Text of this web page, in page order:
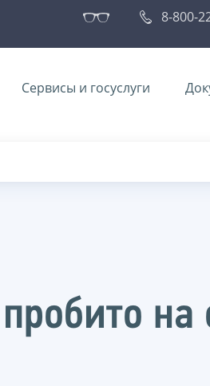
8-800-
Сервисы и госуслуги